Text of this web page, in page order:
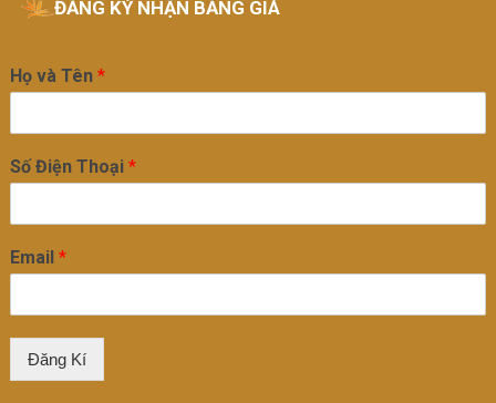
ĐĂNG KÝ NHẬN BẢNG GIÁ
Họ và Tên *
Số Điện Thoại *
Email *
Đăng Kí